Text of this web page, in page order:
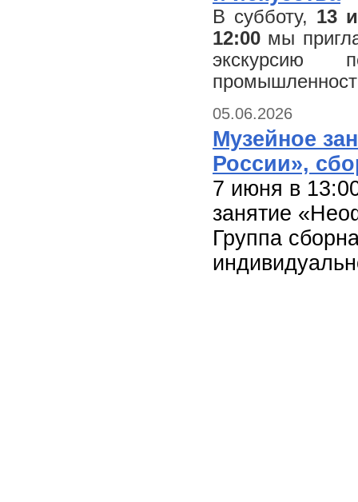
В субботу, 13
12:00 мы
экскурсию
05.06.2026
Музейное
России»,
7 июня в
занятие
Группа